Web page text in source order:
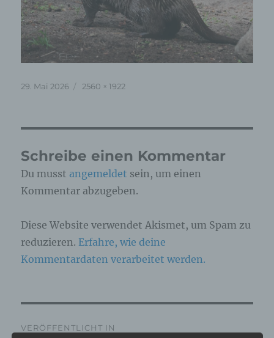
Veröffentlicht
29. Mai 2026 Originalgröße
2560 × 1922
Schreibe einen Kommentar
Du musst angemeldet sein, um einen
Kommentar abzugeben.
Diese Website verwendet Akismet, um Spam zu
reduzieren. Erfahre, wie deine
Kommentardaten verarbeitet werden.
VERÖFFENTLICHT IN